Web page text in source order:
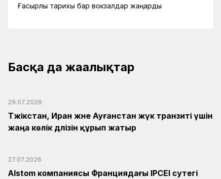
Ғасырлық тарихы бар вокзалдар жаңарды
Басқа да жаңалықтар
29.07.2026
Тәжікстан, Иран және Ауғанстан жүк транзиті үшін
жаңа көлік дәлізін құрып жатыр
27.07.2026
Alstom компаниясы Франциядағы IPCEI сутегі